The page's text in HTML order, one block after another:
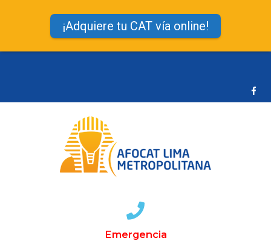
Emergencia
¡Adquiere tu CAT vía online!